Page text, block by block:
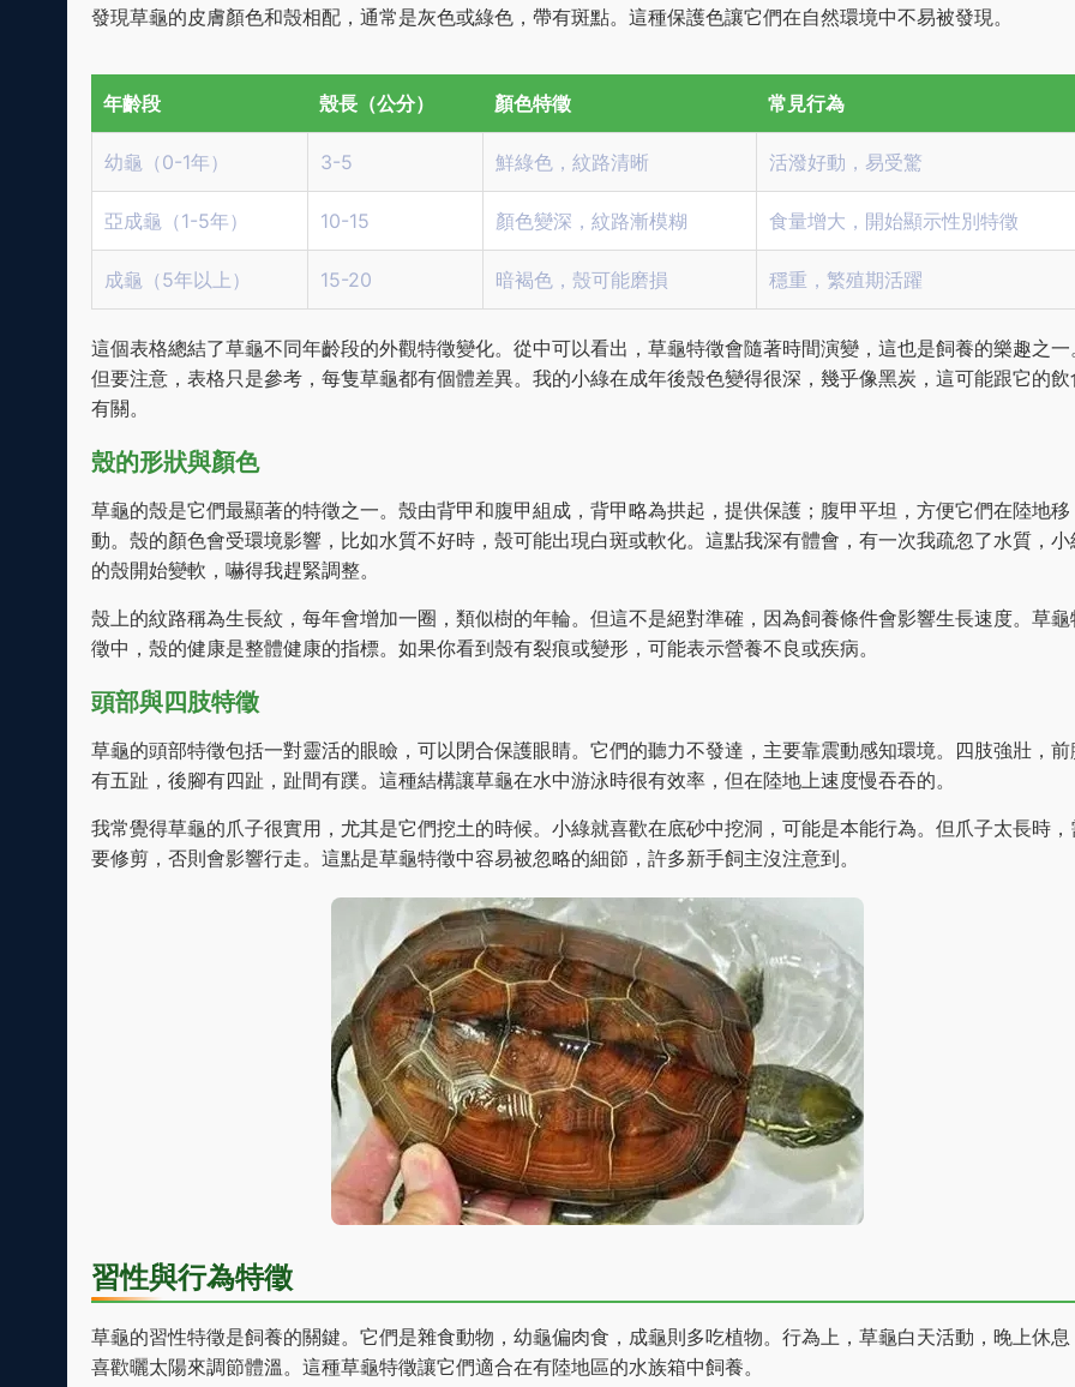
發現草龜的皮膚顏色和殼相配，通常是灰色或綠色，帶有斑點。這種保護色讓它們在自然環境中不易被發現。
年齡段 殼長（公分） 顏色特徵 常見行為
幼龜（0-1年） 3-5 鮮綠色，紋路清晰 活潑好動，易受驚
亞成龜（1-5年） 10-15 顏色變深，紋路漸模糊 食量增大，開始顯示性別特徵
成龜（5年以上） 15-20 暗褐色，殼可能磨損 穩重，繁殖期活躍
這個表格總結了草龜不同年齡段的外觀特徵變化。從中可以看出，草龜特徵會隨著時間演變，這也是飼養的樂趣之一
但要注意，表格只是參考，每隻草龜都有個體差異。我的小綠在成年後殼色變得很深，幾乎像黑炭，這可能跟它的飲
有關。
殼的形狀與顏色
草龜的殼是它們最顯著的特徵之一。殼由背甲和腹甲組成，背甲略為拱起，提供保護；腹甲平坦，方便它們在陸地移
動。殼的顏色會受環境影響，比如水質不好時，殼可能出現白斑或軟化。這點我深有體會，有一次我疏忽了水質，小
的殼開始變軟，嚇得我趕緊調整。
殼上的紋路稱為生長紋，每年會增加一圈，類似樹的年輪。但這不是絕對準確，因為飼養條件會影響生長速度。草龜
徵中，殼的健康是整體健康的指標。如果你看到殼有裂痕或變形，可能表示營養不良或疾病。
頭部與四肢特徵
草龜的頭部特徵包括一對靈活的眼瞼，可以閉合保護眼睛。它們的聽力不發達，主要靠震動感知環境。四肢強壯，前
有五趾，後腳有四趾，趾間有蹼。這種結構讓草龜在水中游泳時很有效率，但在陸地上速度慢吞吞的。
我常覺得草龜的爪子很實用，尤其是它們挖土的時候。小綠就喜歡在底砂中挖洞，可能是本能行為。但爪子太長時，
要修剪，否則會影響行走。這點是草龜特徵中容易被忽略的細節，許多新手飼主沒注意到。
習性與行為特徵
草龜的習性特徵是飼養的關鍵。它們是雜食動物，幼龜偏肉食，成龜則多吃植物。行為上，草龜白天活動，晚上休息
喜歡曬太陽來調節體溫。這種草龜特徵讓它們適合在有陸地區的水族箱中飼養。